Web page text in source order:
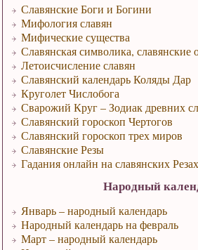
Славянские Боги и Богини
Мифология славян
Мифические существа
Славянская символика, славянские
Летоисчисление славян
Славянский календарь Коляды Дар
Круголет Числобога
Сварожий Круг – Зодиак древних
Славянский гороскоп Чертогов
Славянский гороскоп трех миров
Славянские Резы
Гадания онлайн на славянских Резах
Народный
Январь – народный календарь
Народный календарь на февраль
Март – народный календарь